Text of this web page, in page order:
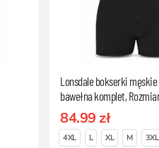
Lonsdale bokserki
bawełna komplet,
84.99 zł
4XL L XL M 3XL